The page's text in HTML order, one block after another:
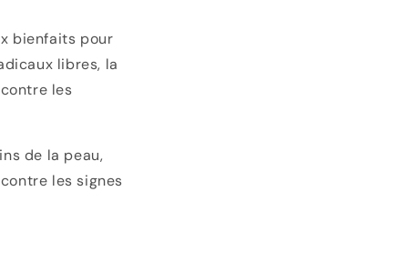
bienfaits pour
libres, la
les
de la peau,
les signes